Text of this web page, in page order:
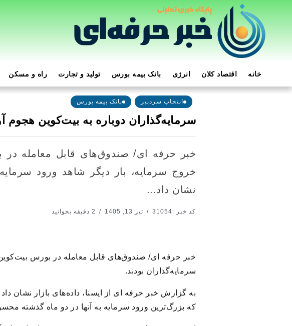
خانه اقتصاد کلان انرژی بانک بیمه بورس تولید و تجارت راه و مسکن
انتخاب سردبیر بانک بیمه بورس
سرمایه‌گذاران دوباره به بیت‌کوین هجوم
خروج سرمایه، بار دیگر شاهد ورود
نشان داد...
کد خبر :31054 تیر 13, 1405
سرمایه‌گذاران بودند.
که بزرگ‌ترین ورود سرمایه به آنها در دو ماه گذشته